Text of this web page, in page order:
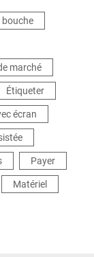
à
fonctionnalités.
bouche
marché
Étiqueter
écran
Payer
Matériel